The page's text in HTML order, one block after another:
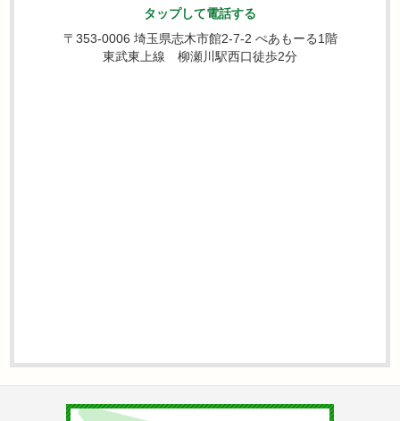
タップして電話する
〒353-0006 埼玉県志木市館2-7-2 ぺあもーる1階
東武東上線 柳瀬川駅西口徒歩2分